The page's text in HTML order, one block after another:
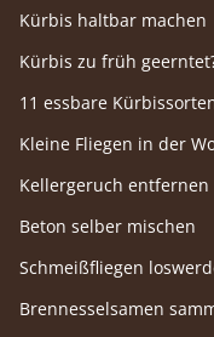
Kürbis haltbar machen
Kürbis zu früh
11 essbare
Kleine Fliegen in der
Kellergeruch entfernen
Beton selber mischen
Schmeißfliegen
Brennesselsamen